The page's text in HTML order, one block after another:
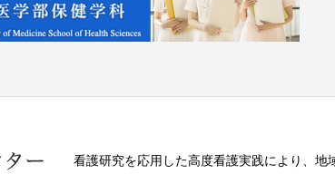
看護研究を応用した高度看護実践により、地